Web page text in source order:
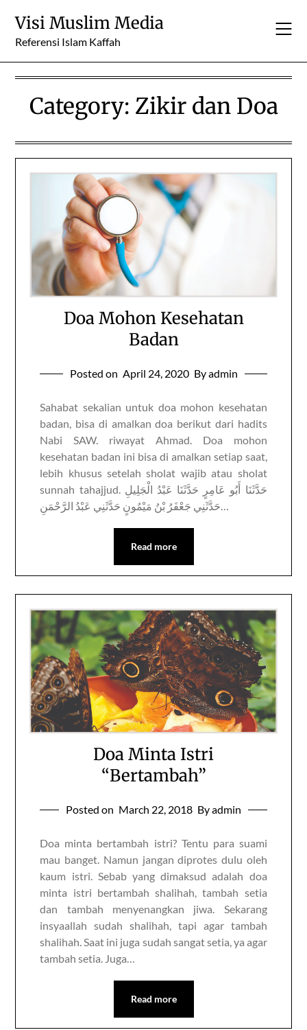
content
Visi Muslim Media
Referensi Islam Kaffah
Category: Zikir dan Doa
Doa Mohon Kesehatan
Badan
Posted on April 24, 2020 By admin
Sahabat sekalian untuk doa mohon kesehatan
badan, bisa di amalkan doa berikut dari hadits
Nabi SAW. riwayat Ahmad. Doa mohon
kesehatan badan ini bisa di amalkan setiap saat,
lebih khusus setelah sholat wajib atau sholat
sunnah tahajjud. حَدَّثَنَا أَبُو عَامِرٍ حَدَّثَنَا عَبْدُ الْجَلِيلِ
Read more
Doa Minta Istri
“Bertambah”
Posted on March 22, 2018 By admin
Doa minta bertambah istri? Tentu para suami
mau banget. Namun jangan diprotes dulu oleh
kaum istri. Sebab yang dimaksud adalah doa
minta istri bertambah shalihah, tambah setia
dan tambah menyenangkan jiwa. Sekarang
insyaallah sudah shalihah, tapi agar tambah
shalihah. Saat ini juga sudah sangat setia, ya agar
tambah setia. Juga…
Read more